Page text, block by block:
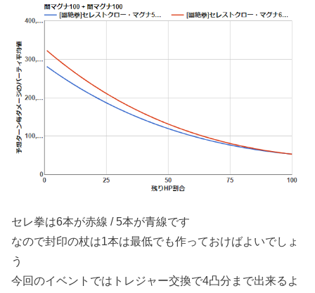
セレ拳は6本が赤線 / 5本が青線です
なので封印の杖は1本は最低でも作っておけばよいでしょ
う
今回のイベントではトレジャー交換で4凸分まで出来るよ